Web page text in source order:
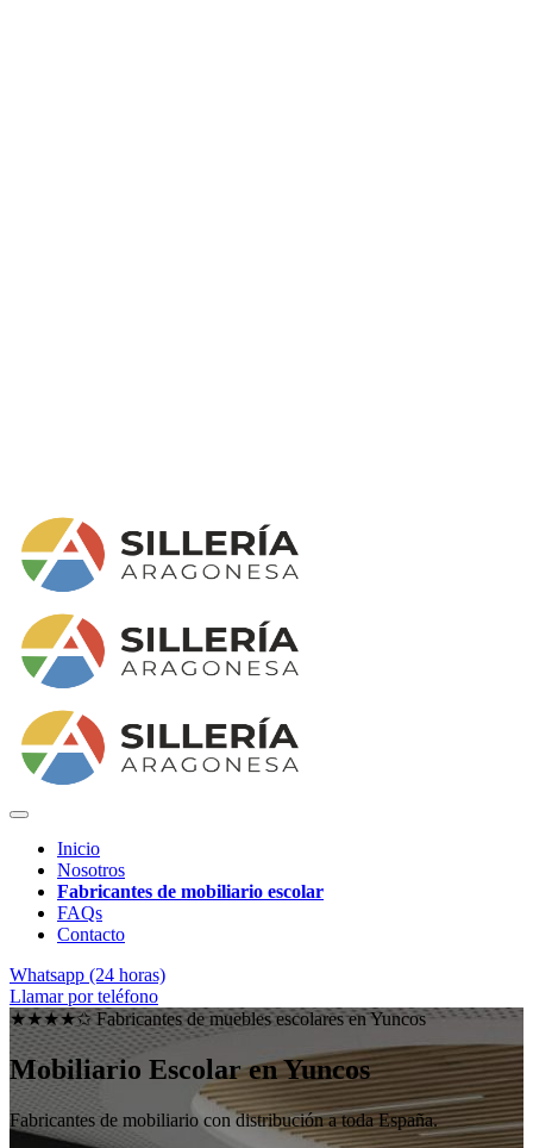
Inicio
Nosotros
Fabricantes de mobiliario escolar
FAQs
Contacto
Whatsapp (24 horas)
Llamar por teléfono
★★★★✩ Fabricantes de muebles escolares enYuncos
Mobiliario Escolar en Yuncos
Fabricantes de mobiliario con distribución a toda España.